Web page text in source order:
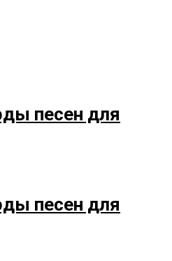
песен для
песен для